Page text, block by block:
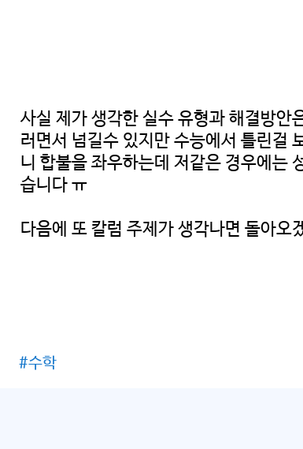
사실 제가 생각한 실수 유형과 해결방안
러면서 넘길수 있지만 수능에서 틀린걸
니 합불을 좌우하는데 저같은 경우에는
습니다 ㅠ
다음에 또 칼럼 주제가 생각나면 돌아오
#수학